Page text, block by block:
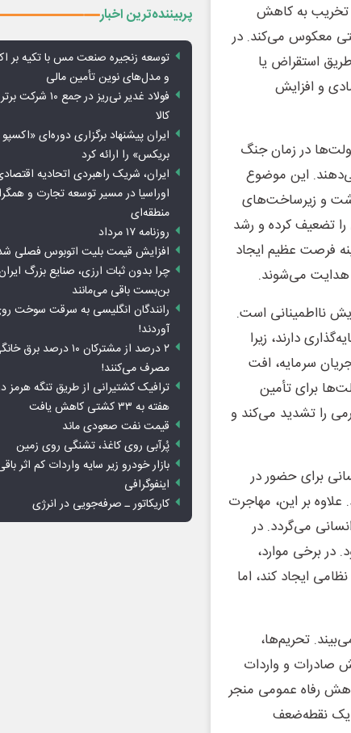
تخریب به کاهش
معکوس می‌کند. در
استقراض یا
و افزایش
در زمان جنگ
این موضوع
و زیرساخت‌های
تضعیف کرده و رشد
فرصت عظیم ایجاد
هدایت می‌شوند.
نااطمینانی است.
دارند، زیرا
سرمایه، افت
برای تأمین
را تشدید می‌کند و
برای حضور در
بر این، مهاجرت
می‌گردد. در
در برخی موارد،
ایجاد کند، اما
تحریم‌ها،
صادرات و واردات
رفاه عمومی منجر
یک نقطه‌ضعف
پربیننده‌ترین اخبار
توسعه زنجیره صنعت مس با تکیه بر
و مدل‌های نوین تأمین مالی
فولاد غدیر نی‌ریز در
کالا
ایران پیشنهاد برگزاری دوره‌ای «اکسپو
بریکس» را ارائه کرد
ایران، شریک راهبردی اتحادیه
اوراسیا در مسیر توسعه تجارت و
منطقه‌ای
روزنامه ۱۷ مرداد
افزایش قیمت بلیت اتوبوس فصلی
چرا بدون ثبات ارزی، صنایع بزرگ
بن‌بست باقی می‌مانند
رانندگان انگلیسی به سرقت سوخت
آوردند!
۲ درصد از مشترکان ۱۰ درصد
مصرف می‌کنند!
ترافیک کشتیرانی از طریق تنگه هرمز
هفته به ۳۳ کشتی کاهش یافت
قیمت نفت صعودی ماند
پُرآبی روی کاغذ، تشنگی روی زمین
بازار خودرو زیر سایه واردات کم اثر
اینفوگرافی
کاریکاتور ـ صرفه‌جویی در انرژی